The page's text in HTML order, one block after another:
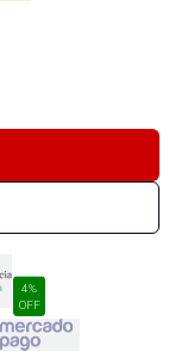
4%
OFF